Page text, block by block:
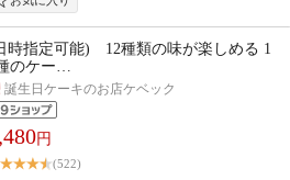
時指定可能) 12種類の味が楽しめる 1
のケー…
誕生日ケーキのお店ケベック
円
(522)